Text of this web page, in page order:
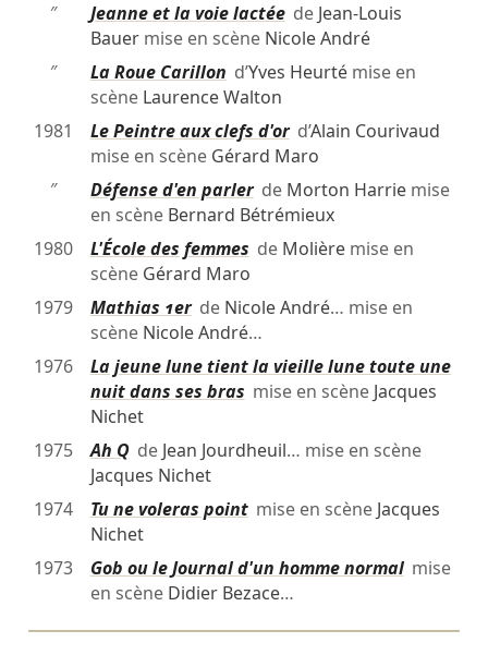
″
Jeanne et la voie lactéede Jean-Louis
Bauermise en scène Nicole André
″
La Roue Carillon d’Yves Heurtémise en
scène Laurence Walton
1981
Le Peintre aux clefs d'ord’Alain Courivaud
mise en scène Gérard Maro
″
Défense d'en parlerde Morton Harriemise
en scène Bernard Bétrémieux
1980
L'École des femmes de Molièremise en
scène Gérard Maro
1979
Mathias 1erde Nicole André… mise en
scène Nicole André…
1976
La jeune lune tient la vieille lune toute une
nuit dans ses bras mise en scène Jacques
Nichet
1975
Ah Qde Jean Jourdheuil… mise en scène
Jacques Nichet
1974
Tu ne voleras pointmise en scène Jacques
Nichet
1973
Gob ou le Journal d'un homme normalmise
en scène Didier Bezace…